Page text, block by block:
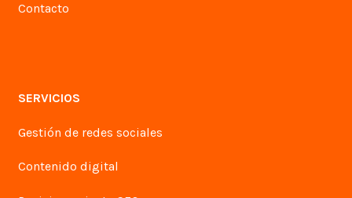
Contacto
SERVICIOS
Gestión de redes sociales
Contenido digital